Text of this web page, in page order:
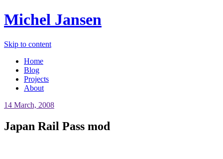
Michel Jansen
Skip to content
Home
Blog
Projects
About
14 March, 2008
Japan Rail Pass mod